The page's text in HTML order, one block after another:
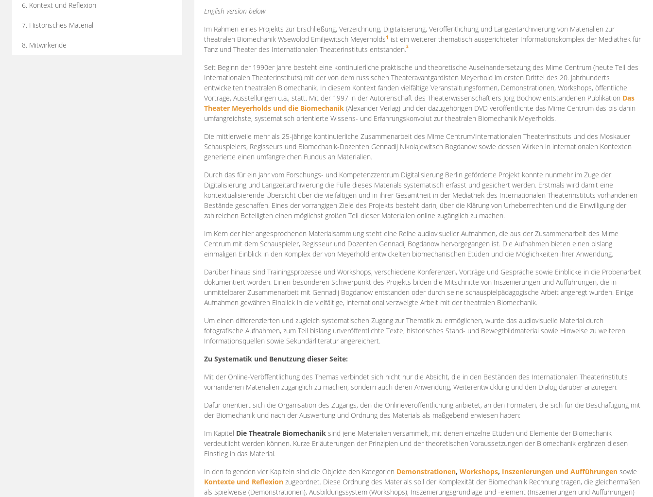
6. Kontext und Reflexion
7. Historisches Material
8. Mitwirkende
English version below
Im Rahmen eines Projekts zur Erschließung, Verzeichnung, Digitalisierung, Veröffentlichung und Langzeitarchivierung von Materialien zur
theatralen Biomechanik Wsewolod Emiljewitsch Meyerholds1 ist ein weiterer thematisch ausgerichteter Informationskomplex der Mediathek für
Tanz und Theater des Internationalen Theaterinstituts entstanden.2
Seit Beginn der 1990er Jahre besteht eine kontinuierliche praktische und theoretische Auseinandersetzung des Mime Centrum (heute Teil des
Internationalen Theaterinstituts) mit der von dem russischen Theateravantgardisten Meyerhold im ersten Drittel des 20. Jahrhunderts
entwickelten theatralen Biomechanik. In diesem Kontext fanden vielfältige Veranstaltungsformen, Demonstrationen, Workshops, öffentliche
Vorträge, Ausstellungen u.a., statt. Mit der 1997 in der Autorenschaft des Theaterwissenschaftlers Jörg Bochow entstandenen Publikation Das
Theater Meyerholds und die Biomechanik (Alexander Verlag) und der dazugehörigen DVD veröffentlichte das Mime Centrum das bis dahin
umfangreichste, systematisch orientierte Wissens- und Erfahrungskonvolut zur theatralen Biomechanik Meyerholds.
Die mittlerweile mehr als 25-jährige kontinuierliche Zusammenarbeit des Mime Centrum/Internationalen Theaterinstituts und des Moskauer
Schauspielers, Regisseurs und Biomechanik-Dozenten Gennadij Nikolajewitsch Bogdanow sowie dessen Wirken in internationalen Kontexten
generierte einen umfangreichen Fundus an Materialien.
Durch das für ein Jahr vom Forschungs- und Kompetenzzentrum Digitalisierung Berlin geförderte Projekt konnte nunmehr im Zuge der
Digitalisierung und Langzeitarchivierung die Fülle dieses Materials systematisch erfasst und gesichert werden. Erstmals wird damit eine
kontextualisierende Übersicht über die vielfältigen und in ihrer Gesamtheit in der Mediathek des Internationalen Theaterinstituts vorhandenen
Bestände geschaffen. Eines der vorrangigen Ziele des Projekts besteht darin, über die Klärung von Urheberrechten und die Einwilligung der
zahlreichen Beteiligten einen möglichst großen Teil dieser Materialien online zugänglich zu machen.
Im Kern der hier angesprochenen Materialsammlung steht eine Reihe audiovisueller Aufnahmen, die aus der Zusammenarbeit des Mime
Centrum mit dem Schauspieler, Regisseur und Dozenten Gennadij Bogdanow hervorgegangen ist. Die Aufnahmen bieten einen bislang
einmaligen Einblick in den Komplex der von Meyerhold entwickelten biomechanischen Etüden und die Möglichkeiten ihrer Anwendung.
Darüber hinaus sind Trainingsprozesse und Workshops, verschiedene Konferenzen, Vorträge und Gespräche sowie Einblicke in die Probenarbeit
dokumentiert worden. Einen besonderen Schwerpunkt des Projekts bilden die Mitschnitte von Inszenierungen und Aufführungen, die in
unmittelbarer Zusammenarbeit mit Gennadij Bogdanow entstanden oder durch seine schauspielpädagogische Arbeit angeregt wurden. Einige
Aufnahmen gewähren Einblick in die vielfältige, international verzweigte Arbeit mit der theatralen Biomechanik.
Um einen differenzierten und zugleich systematischen Zugang zur Thematik zu ermöglichen, wurde das audiovisuelle Material durch
fotografische Aufnahmen, zum Teil bislang unveröffentlichte Texte, historisches Stand- und Bewegtbildmaterial sowie Hinweise zu weiteren
Informationsquellen sowie Sekundärliteratur angereichert.
Zu Systematik und Benutzung dieser Seite:
Mit der Online-Veröffentlichung des Themas verbindet sich nicht nur die Absicht, die in den Beständen des Internationalen Theaterinstituts
vorhandenen Materialien zugänglich zu machen, sondern auch deren Anwendung, Weiterentwicklung und den Dialog darüber anzuregen.
Dafür orientiert sich die Organisation des Zugangs, den die Onlineveröffentlichung anbietet, an den Formaten, die sich für die Beschäftigung mit
der Biomechanik und nach der Auswertung und Ordnung des Materials als maßgebend erwiesen haben:
Im Kapitel Die Theatrale Biomechanik sind jene Materialien versammelt, mit denen einzelne Etüden und Elemente der Biomechanik
verdeutlicht werden können. Kurze Erläuterungen der Prinzipien und der theoretischen Voraussetzungen der Biomechanik ergänzen diesen
Einstieg in das Material.
In den folgenden vier Kapiteln sind die Objekte den Kategorien Demonstrationen, Workshops, Inszenierungen und Aufführungen sowie
Kontexte und Reflexion zugeordnet. Diese Ordnung des Materials soll der Komplexität der Biomechanik Rechnung tragen, die gleichermaßen
als Spielweise (Demonstrationen), Ausbildungssystem (Workshops), Inszenierungsgrundlage und -element (Inszenierungen und Aufführungen)